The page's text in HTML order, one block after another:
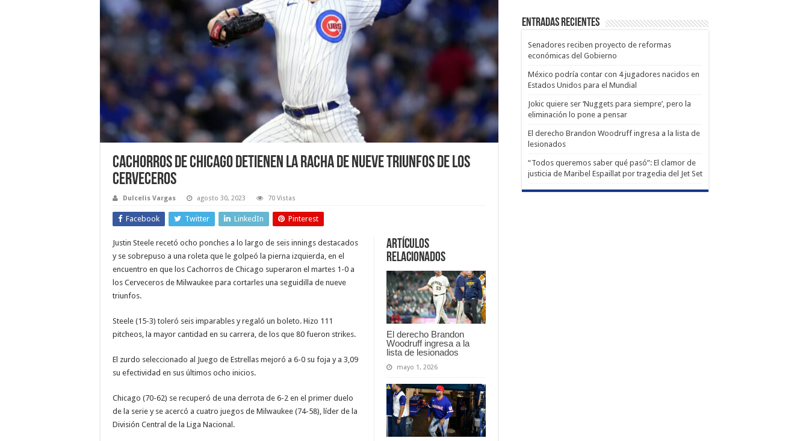
Cachorros de Chicago detienen la racha de nueve triunfos de los
Cerveceros
Dulcelis Vargas agosto 30, 2023 70 Vistas
Facebook Twitter LinkedIn Pinterest
Artículos
relacionados
El derecho Brandon
Woodruff ingresa a la
lista de lesionados
mayo 1, 2026
Justin Steele recetó ocho ponches a lo largo de seis innings destacados
y se sobrepuso a una roleta que le golpeó la pierna izquierda, en el
encuentro en que los Cachorros de Chicago superaron el martes 1-0 a
los Cerveceros de Milwaukee para cortarles una seguidilla de nueve
triunfos.
Steele (15-3) toleró seis imparables y regaló un boleto. Hizo 111
pitcheos, la mayor cantidad en su carrera, de los que 80 fueron strikes.
El zurdo seleccionado al Juego de Estrellas mejoró a 6-0 su foja y a 3,09
su efectividad en sus últimos ocho inicios.
Chicago (70-62) se recuperó de una derrota de 6-2 en el primer duelo
de la serie y se acercó a cuatro juegos de Milwaukee (74-58), líder de la
División Central de la Liga Nacional.
Entradas recientes
Senadores reciben proyecto de reformas
económicas del Gobierno
México podría contar con 4 jugadores nacidos en
Estados Unidos para el Mundial
Jokic quiere ser ‘Nuggets para siempre’, pero la
eliminación lo pone a pensar
El derecho Brandon Woodruff ingresa a la lista de
lesionados
“Todos queremos saber qué pasó”: El clamor de
justicia de Maribel Espaillat por tragedia del Jet Set